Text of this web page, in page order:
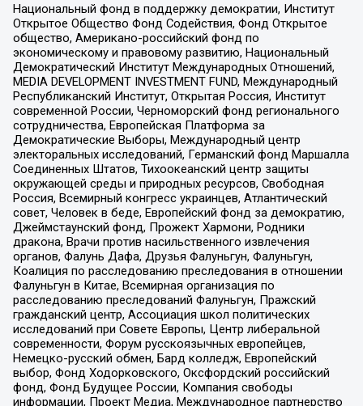
Национальный фонд в поддержку демократии, Институт
Открытое Общество Фонд Содействия, Фонд Открытое
общество, Американо-российский фонд по
экономическому и правовому развитию, Национальный
Демократический Институт Международных Отношений,
MEDIA DEVELOPMENT INVESTMENT FUND, Международный
Республиканский Институт, Открытая Россия, Институт
современной России, Черноморский фонд регионального
сотрудничества, Европейская Платформа за
Демократические Выборы, Международный центр
электоральных исследований, Германский фонд Маршалла
Соединенных Штатов, Тихоокеанский центр защиты
окружающей среды и природных ресурсов, Свободная
Россия, Всемирный конгресс украинцев, Атлантический
совет, Человек в беде, Европейский фонд за демократию,
Джеймстаунский фонд, Прожект Хармони, Родники
дракона, Врачи против насильственного извлечения
органов, Фалунь Дафа, Друзья Фалуньгун, Фалуньгун,
Коалиция по расследованию преследования в отношении
Фалуньгун в Китае, Всемирная организация по
расследованию преследований Фалуньгун, Пражский
гражданский центр, Ассоциация школ политических
исследований при Совете Европы, Центр либеральной
современности, Форум русскоязычных европейцев,
Немецко-русский обмен, Бард колледж, Европейский
выбор, Фонд Ходорковского, Оксфордский российский
фонд, Фонд Будущее России, Компания свободы
информации, Проект Медиа, Международное партнерство